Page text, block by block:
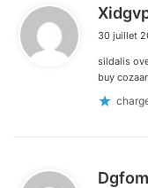
30 juillet
sildalis
buy